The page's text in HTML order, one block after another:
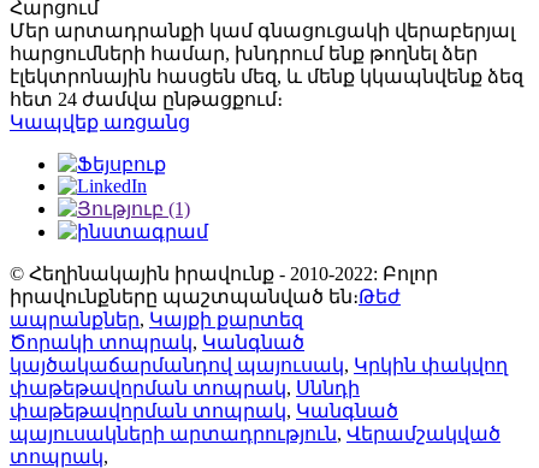
Հարցում
Մեր արտադրանքի կամ գնացուցակի վերաբերյալ
հարցումների համար, խնդրում ենք թողնել ձեր
էլեկտրոնային հասցեն մեզ, և մենք կկապնվենք ձեզ
հետ 24 ժամվա ընթացքում։
Կապվեք առցանց
© Հեղինակային իրավունք - 2010-2022: Բոլոր
իրավունքները պաշտպանված են։Թեժ
ապրանքներ, Կայքի քարտեզ
Ծորակի տոպրակ, Կանգնած
կայծակաճարմանդով պայուսակ, Կրկին փակվող
փաթեթավորման տոպրակ, Սննդի
փաթեթավորման տոպրակ, Կանգնած
պայուսակների արտադրություն, Վերամշակված
տոպրակ,